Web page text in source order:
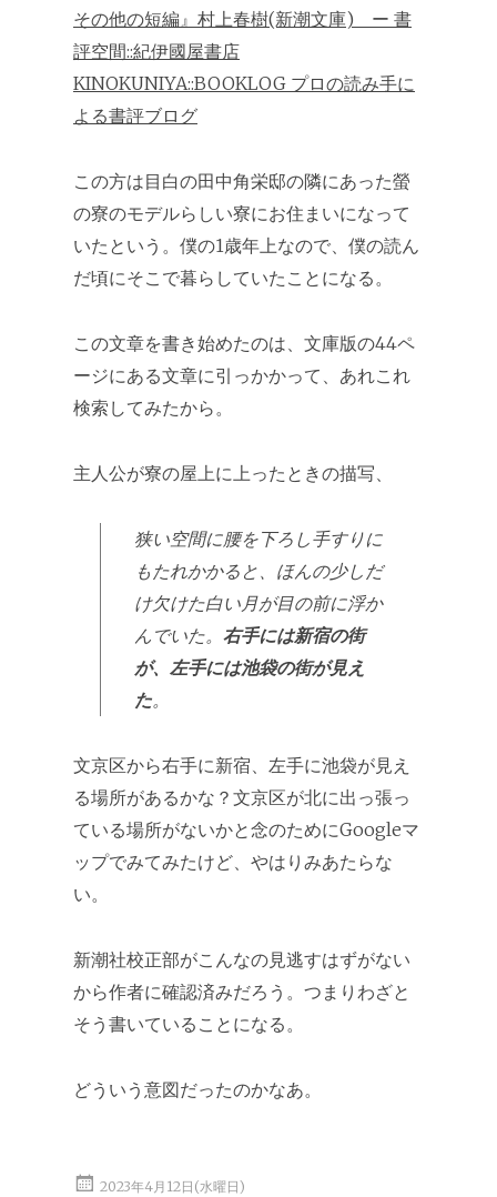
その他の短編』村上春樹(新潮文庫) ー 書
評空間::紀伊國屋書店
KINOKUNIYA::BOOKLOG プロの読み手に
よる書評ブログ
この方は目白の田中角栄邸の隣にあった螢
の寮のモデルらしい寮にお住まいになって
いたという。僕の1歳年上なので、僕の読ん
だ頃にそこで暮らしていたことになる。
この文章を書き始めたのは、文庫版の44ペ
ージにある文章に引っかかって、あれこれ
検索してみたから。
主人公が寮の屋上に上ったときの描写、
狭い空間に腰を下ろし手すりに
もたれかかると、ほんの少しだ
け欠けた白い月が目の前に浮か
んでいた。 右手には新宿の街
が、左手には池袋の街が見え
た。
文京区から右手に新宿、左手に池袋が見え
る場所があるかな？文京区が北に出っ張っ
ている場所がないかと念のためにGoogleマ
ップでみてみたけど、やはりみあたらな
い。
新潮社校正部がこんなの見逃すはずがない
から作者に確認済みだろう。つまりわざと
そう書いていることになる。
どういう意図だったのかなあ。
2023年4月12日(水曜日)